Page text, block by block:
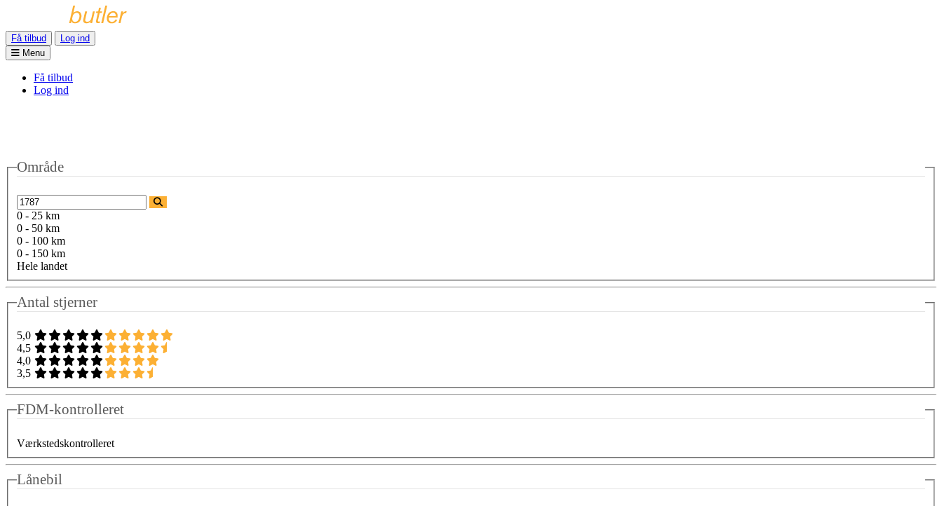
Få tilbud
Log ind
Menu
Få tilbud
Log ind
Område
0 - 25 km
0 - 50 km
0 - 100 km
0 - 150 km
Hele landet
Antal stjerner
5,0
4,5
4,0
3,5
FDM-kontrolleret
Værkstedskontrolleret
Lånebil